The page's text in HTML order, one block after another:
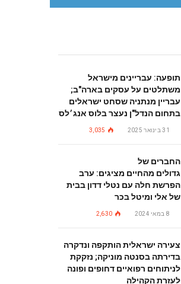
תופעה: עבריינים מישראל
משתלטים על עסקים בארה"ב;
עבריין מנתניה שסחט ישראלים
בתחום הנדל"ן נעצר בלוס אנג׳לס
31 בינואר 2025 3,035
החברים של
גדולים מהחיים מציגים: ערב
הפרשת חלה עם נטלי דדון בבית
של אלי ומיטל בכר
8 במאי 2024 2,630
צעירה ישראלית הותקפה ונדקרה
בדירתה בסנטה מוניקה; נזקקת
לניתוחים רפואיים דחופים ופונה
לעזרת הקהילה